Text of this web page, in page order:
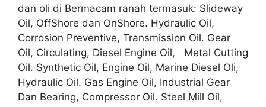
dan oli di Bermacam ranah termasuk: Slideway
Oil, OffShore dan OnShore. Hydraulic Oil,
Corrosion Preventive, Transmission Oil. Gear
Oil, Circulating, Diesel Engine Oil, Metal Cutting
Oil. Synthetic Oil, Engine Oil, Marine Diesel Oli,
Hydraulic Oil. Gas Engine Oil, Industrial Gear
Dan Bearing, Compressor Oil. Steel Mill Oil,